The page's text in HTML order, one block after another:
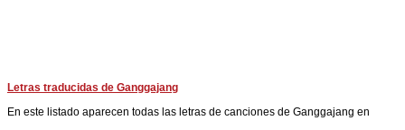
Letras traducidas de Ganggajang
En este listado aparecen todas las letras de canciones de Ganggajang en